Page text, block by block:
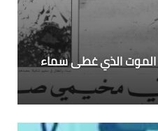
عاماً على الموت الذي غطى سماء